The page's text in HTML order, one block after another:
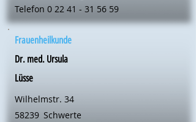
Telefon 0 22 41 - 31 56 59
Frauenheilkunde
Dr. med. Ursula
Lüsse
Wilhelmstr. 34
58239 Schwerte